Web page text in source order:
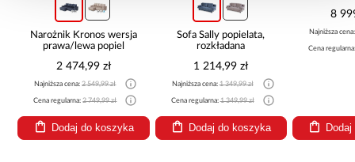
Narożnik Kronos wersja
prawa/lewa popiel
2 474,99 zł
Najniższa cena:2 549,99 zł
Cena regularna:2 749,99 zł
Dodaj do koszyka
Sofa Sally popielata,
rozkładana
1 214,99 zł
Najniższa cena:1 349,99 zł
Cena regularna:1 349,99 zł
Dodaj do koszyka
8
Najniższa
Cena